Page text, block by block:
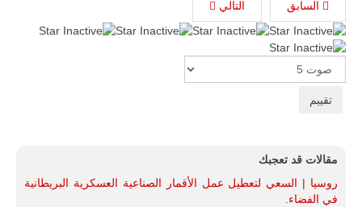
السابق التالي
Rate
مقالات قد تعجبك
روسيا | السعي لتعطيل عمل الأقمار الصناعية العسكرية البريطانية
في الفضاء.